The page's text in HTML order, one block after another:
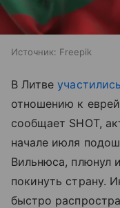
Источник: Freepik
В Литвеучастились
отношению к
сообщает SHOT,
начале июля
Вильнюса, плюнул
покинуть страну.
быстро